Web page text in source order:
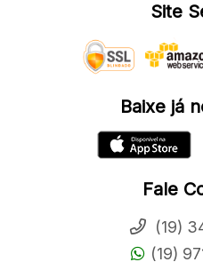
Site
Baixe já
Fale
(19)
(19)